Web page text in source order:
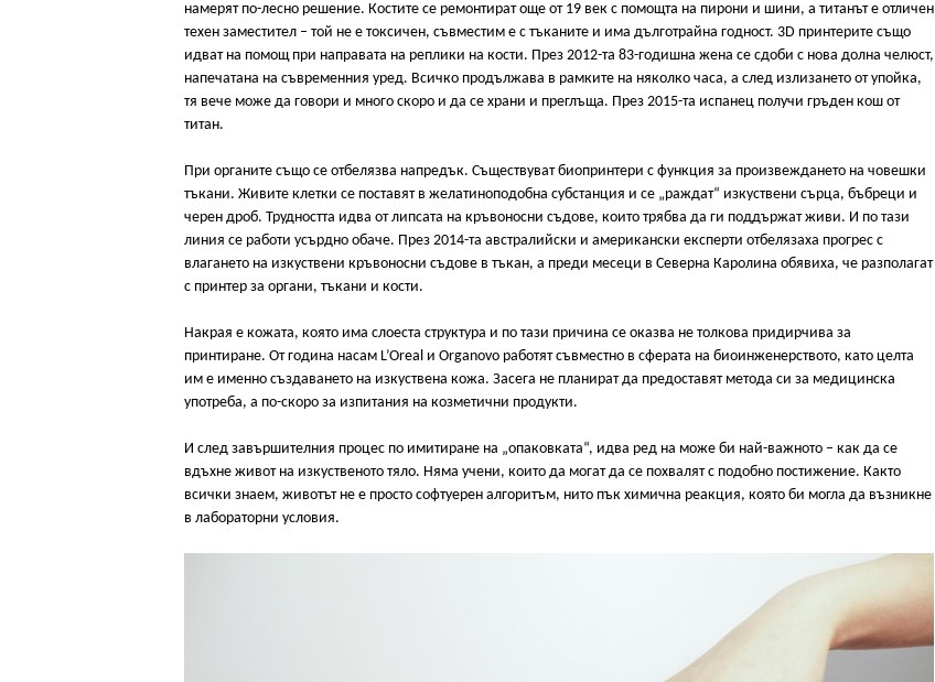
намерят по-лесно решение. Костите се ремонтират още от 19 век с помощта на пирони и шини, а титанът е отличен
техен заместител – той не е токсичен, съвместим е с тъканите и има дълготрайна годност. 3D принтерите също
идват на помощ при направата на реплики на кости. През 2012-та 83-годишна жена се сдоби с нова долна челюст,
напечатана на съвременния уред. Всичко продължава в рамките на няколко часа, а след излизането от упойка,
тя вече може да говори и много скоро и да се храни и преглъща. През 2015-та испанец получи гръден кош от
титан.
При органите също се отбелязва напредък. Съществуват биопринтери с функция за произвеждането на човешки
тъкани. Живите клетки се поставят в желатиноподобна субстанция и се „раждат“ изкуствени сърца, бъбреци и
черен дроб. Трудността идва от липсата на кръвоносни съдове, които трябва да ги поддържат живи. И по тази
линия се работи усърдно обаче. През 2014-та австралийски и американски експерти отбелязаха прогрес с
влагането на изкуствени кръвоносни съдове в тъкан, а преди месеци в Северна Каролина обявиха, че разполагат
с принтер за органи, тъкани и кости.
Накрая е кожата, която има слоеста структура и по тази причина се оказва не толкова придирчива за
принтиране. От година насам L’Oreal и Organovo работят съвместно в сферата на биоинженерството, като целта
им е именно създаването на изкуствена кожа. Засега не планират да предоставят метода си за медицинска
употреба, а по-скоро за изпитания на козметични продукти.
И след завършителния процес по имитиране на „опаковката“, идва ред на може би най-важното – как да се
вдъхне живот на изкуственото тяло. Няма учени, които да могат да се похвалят с подобно постижение. Както
всички знаем, животът не е просто софтуерен алгоритъм, нито пък химична реакция, която би могла да възникне
в лабораторни условия.